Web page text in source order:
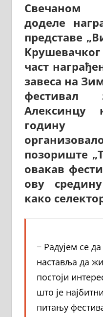
Свечаном
доделе
представе
част
завеса на
Алексинцу
позориште
овакав
ову
како
− Радујем се
наставља да
постоји
што је
питању